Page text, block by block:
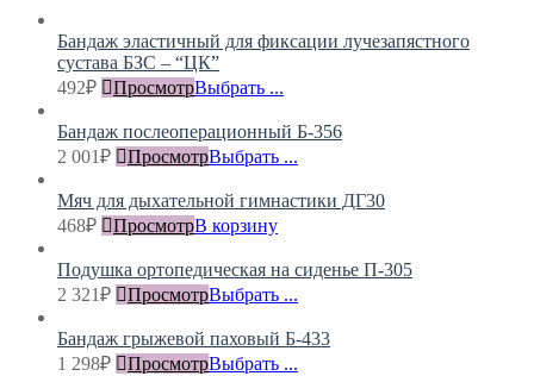
Бандаж эластичный для фиксации лучезапястного
сустава БЗС – “ЦК”
492₽ ПросмотрВыбрать ...
Бандаж послеоперационный Б-356
2 001₽ ПросмотрВыбрать ...
Мяч для дыхательной гимнастики ДГ30
468₽ ПросмотрВ корзину
Подушка ортопедическая на сиденье П-305
2 321₽ ПросмотрВыбрать ...
Бандаж грыжевой паховый Б-433
1 298₽ ПросмотрВыбрать ...